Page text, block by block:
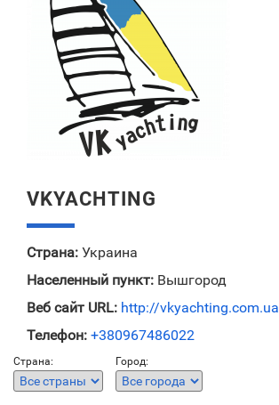
VKYACHTING
Страна: Украина
Населенный пункт: Вышгород
Веб сайт URL: http://vkyachting.com.ua
Телефон: +380967486022
Страна: Город: